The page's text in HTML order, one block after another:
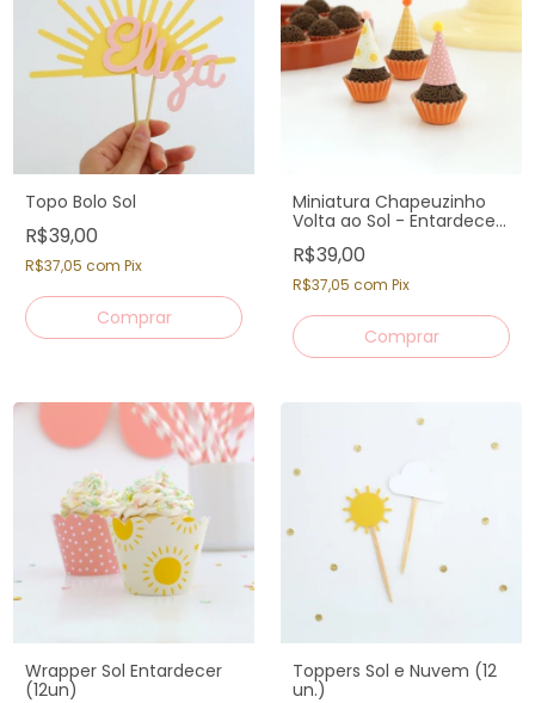
Topo Bolo Sol
R$39,00
R$37,05 com Pix
Comprar
Miniatura Chapeuzinho
Volta ao Sol - Entardecer
(12 un)
R$39,00
R$37,05 com Pix
Wrapper Sol Entardecer
(12un)
Toppers Sol e Nuvem (12
un.)